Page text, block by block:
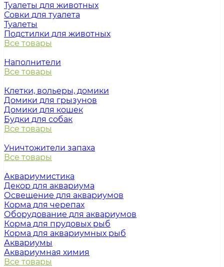
Туалеты для животных
Совки для туалета
Туалеты
Подстилки для животных
Все товары
Наполнители
Все товары
Клетки, вольеры, домики
Домики для грызунов
Домики для кошек
Будки для собак
Все товары
Уничтожители запаха
Все товары
Аквариумистика
Декор для аквариума
Освещение для аквариумов
Корма для черепах
Оборудование для аквариумов
Корма для прудовых рыб
Корма для аквариумных рыб
Аквариумы
Аквариумная химия
Все товары